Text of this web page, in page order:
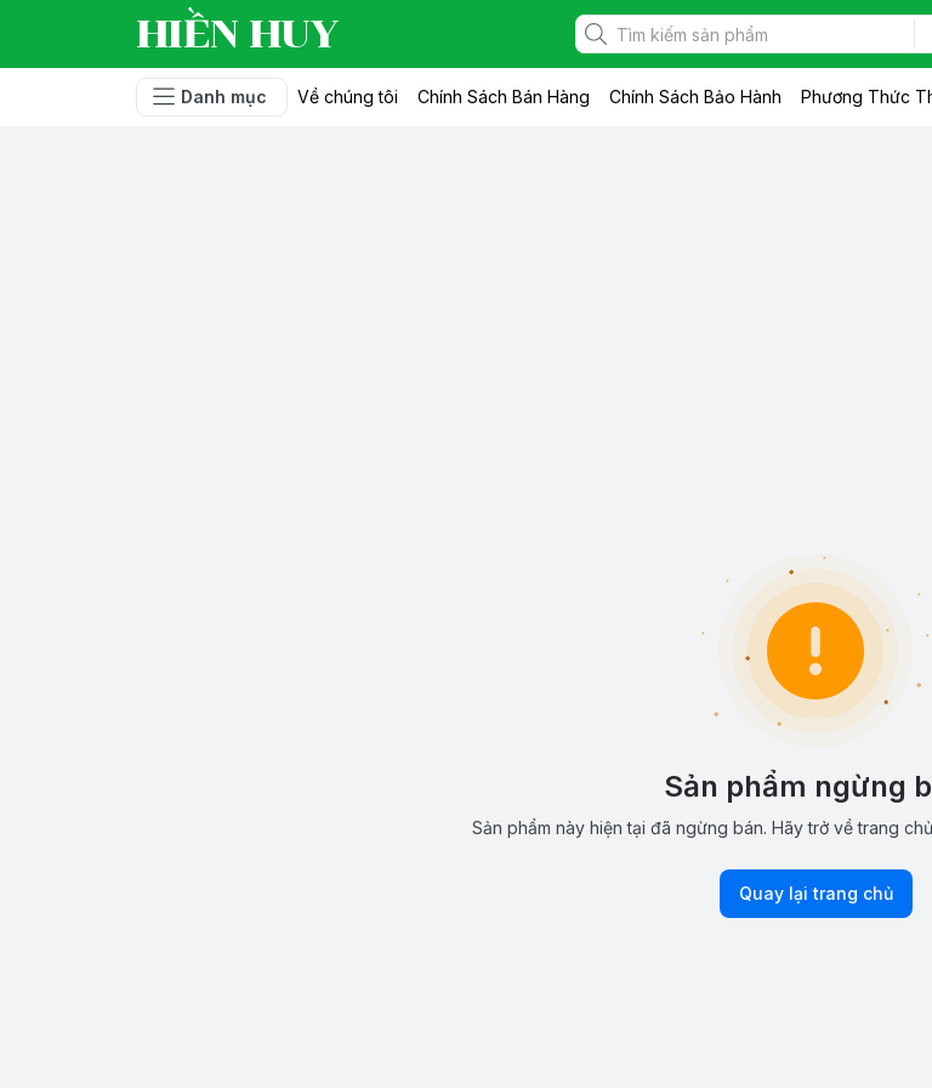
HIỀN HUY
Danh mục Về chúng tôi Chính Sách Bán Hàng Chính Sách Bảo Hành
Sản phẩm ngừng
Sản phẩm này hiện tại đã ngừng bán. Hãy trở về trang
Quay lại trang chủ